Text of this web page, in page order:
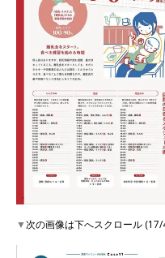
▼次の画像は下へスクロール (17/